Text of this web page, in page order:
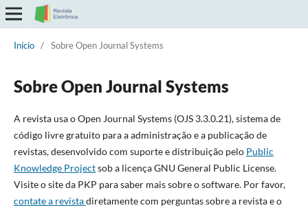
Início / Sobre Open Journal Systems
Sobre Open Journal Systems
A revista usa o Open Journal Systems (OJS 3.3.0.21), sistema de
código livre gratuito para a administração e a publicação de
revistas, desenvolvido com suporte e distribuição pelo Public
Knowledge Projectsob a licença GNU General Public License.
Visite o site da PKP para saber mais sobre o software. Por favor,
contate a revistadiretamente com perguntas sobre a revista e o